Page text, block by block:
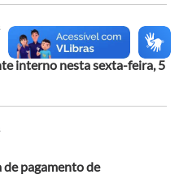
interno nesta sexta-feira, 5
pagamento de